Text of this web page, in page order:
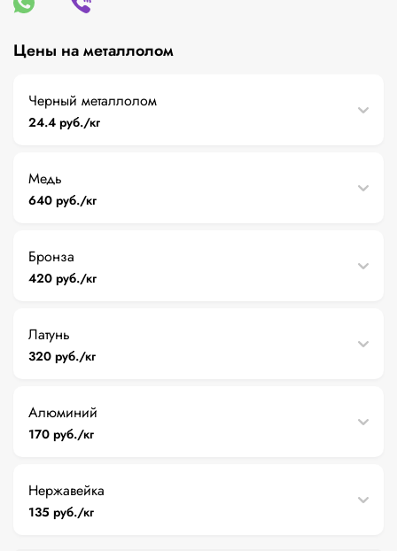
Цены на металлолом
Черный металлолом
24.4 руб./кг
Медь
640 руб./кг
Бронза
420 руб./кг
Латунь
320 руб./кг
Алюминий
170 руб./кг
Нержавейка
135 руб./кг